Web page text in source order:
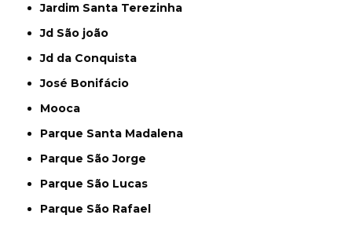
Jardim Santa Terezinha
Jd São joão
Jd da Conquista
José Bonifácio
Mooca
Parque Santa Madalena
Parque São Jorge
Parque São Lucas
Parque São Rafael